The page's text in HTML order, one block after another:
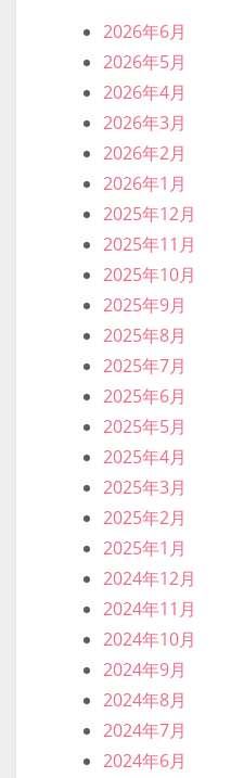
2026年6月
2026年5月
2026年4月
2026年3月
2026年2月
2026年1月
2025年12月
2025年11月
2025年10月
2025年9月
2025年8月
2025年7月
2025年6月
2025年5月
2025年4月
2025年3月
2025年2月
2025年1月
2024年12月
2024年11月
2024年10月
2024年9月
2024年8月
2024年7月
2024年6月